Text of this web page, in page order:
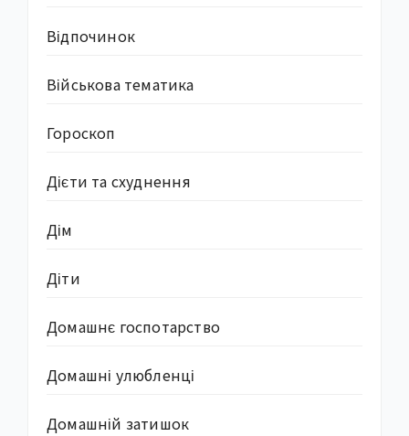
Відпочинок
Військова тематика
Гороскоп
Дієти та схуднення
Дім
Діти
Домашнє госпотарство
Домашні улюбленці
Домашній затишок